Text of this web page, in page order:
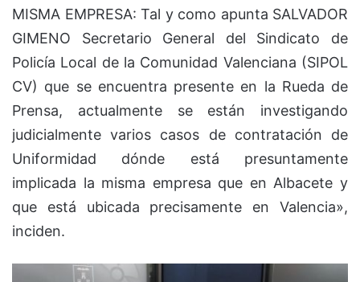
MISMA EMPRESA: Tal y como apunta SALVADOR
GIMENO Secretario General del Sindicato de
Policía Local de la Comunidad Valenciana (SIPOL
CV) que se encuentra presente en la Rueda de
Prensa, actualmente se están investigando
judicialmente varios casos de contratación de
Uniformidad dónde está presuntamente
implicada la misma empresa que en Albacete y
que está ubicada precisamente en Valencia»,
inciden.